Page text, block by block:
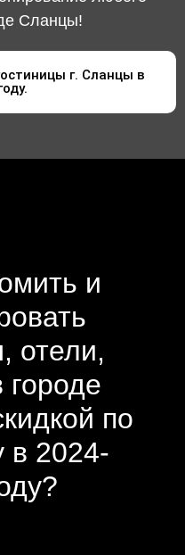
Сланцы!
г. Сланцы в
и
отели,
городе
по
в 2024-